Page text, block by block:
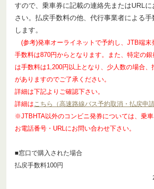
すので、乗車券に記載の連絡先またはURL
さい。払戻手数料の他、代行事業者による手
します。
(参考)発車オーライネットで予約し、JTB端末
手数料は870円からとなります。また、特定の
は手数料は1,200円以上となり、少人数の場合
がありますのでご了承ください。
詳細は下記よりご確認下さい。
詳細はこちら（高速路線バス予約取消・払戻申請
※JTBHTA以外のコンビニ発券については、乗
お電話番号・URLにお問い合わせ下さい。
■窓口で購入された場合
払戻手数料100円